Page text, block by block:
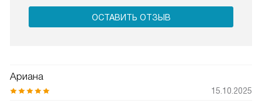
ОСТАВИТЬ ОТЗЫВ
Ариана
15.10.2025